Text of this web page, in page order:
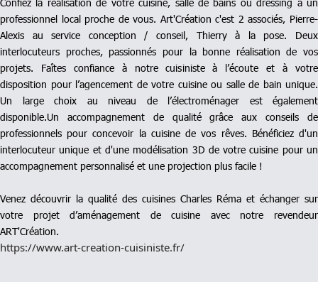
professionnel local proche de vous. Art'Création c'est 2 associés, Pierre-
Alexis au service conception / conseil, Thierry à la pose. Deux
interlocuteurs proches, passionnés pour la bonne réalisation de vos
projets. Faîtes confiance à notre cuisiniste à l’écoute et à votre
disposition pour l’agencement de votre cuisine ou salle de bain unique.
Un large choix au niveau de l’électroménager est également
disponible.Un accompagnement de qualité grâce aux conseils de
professionnels pour concevoir la cuisine de vos rêves. Bénéficiez d'un
interlocuteur unique et d'une modélisation 3D de votre cuisine pour un
accompagnement personnalisé et une projection plus facile !
Venez découvrir la qualité des cuisines Charles Réma et échanger sur
votre projet d’aménagement de cuisine avec notre revendeur
ART'Création.
https://www.art-creation-cuisiniste.fr/